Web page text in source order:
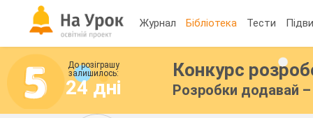
Журнал Бібліотека Тести
До розіграшу
залишилось:
24 дні
Конкурс
Розробки додавай –